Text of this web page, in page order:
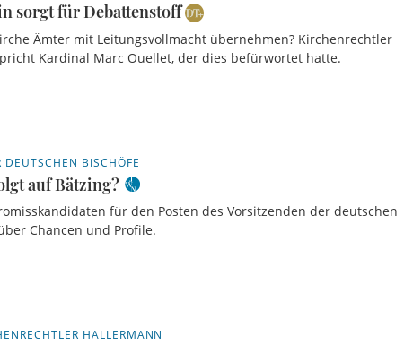
sorgt für Debattenstoff
Ämter mit Leitungsvollmacht übernehmen? Kirchenrechtler
Kardinal Marc Ouellet, der dies befürwortet hatte.
BISCHÖFE
auf Bätzing?
für den Posten des Vorsitzenden der deutschen
Chancen und Profile.
HALLERMANN